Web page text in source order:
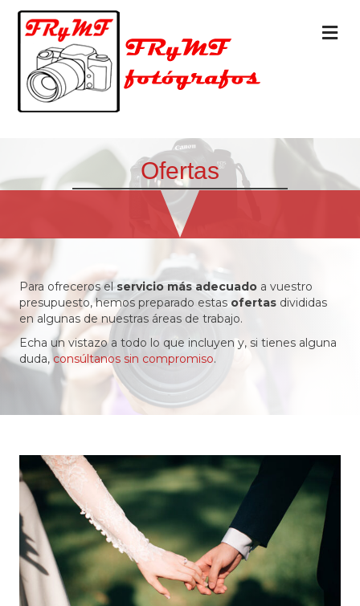
Ofertas
Para ofreceros elservicio más adecuado a vuestro
presupuesto, hemos preparado estas ofertas divididas
en algunas de nuestras áreas de trabajo.
Echa un vistazo a todo lo que incluyen y, si tienes alguna
duda,consúltanos sin compromiso.